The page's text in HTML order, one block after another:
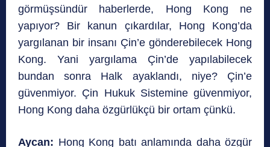
görmüşsündür haberlerde, Hong Kong ne
yapıyor? Bir kanun çıkardılar, Hong Kong’da
yargılanan bir insanı Çin’e gönderebilecek Hong
Kong. Yani yargılama Çin’de yapılabilecek
bundan sonra Halk ayaklandı, niye? Çin’e
güvenmiyor. Çin Hukuk Sistemine güvenmiyor,
Hong Kong daha özgürlükçü bir ortam çünkü.
Aycan: Hong Kong batı anlamında daha özgür